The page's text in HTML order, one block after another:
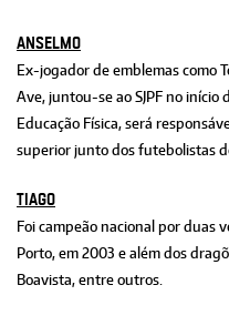
ANSELMO
Ex-jogador de emblemas como
Ave, juntou-se ao SJPF no início
Educação Física, será
superior junto dos futebolistas
TIAGO
Foi campeão nacional por duas
Porto, em 2003 e além dos
Boavista, entre outros.